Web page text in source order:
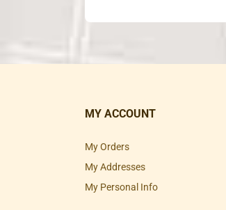
MY ACCOUNT
My Orders
My Addresses
My Personal Info